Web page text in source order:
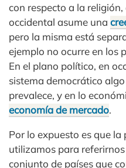
con respecto a la religión,
occidental asume una
pero la misma está
ejemplo no ocurre en los
En el plano político, en
sistema democrático
prevalece, y en lo
economía de mercado.
Por lo expuesto es que
utilizamos para
conjunto de países que